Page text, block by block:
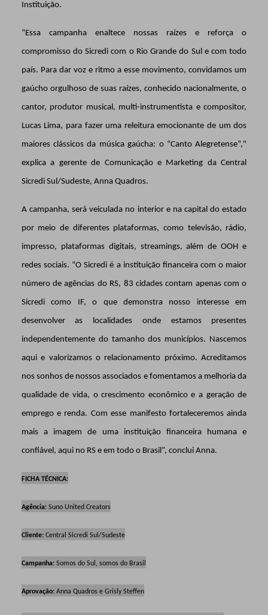
Instituição.
“Essa campanha enaltece nossas raízes e reforça o
compromisso do Sicredi com o Rio Grande do Sul e com todo
país. Para dar voz e ritmo a esse movimento, convidamos um
gaúcho orgulhoso de suas raízes, conhecido nacionalmente, o
cantor, produtor musical, multi-instrumentista e compositor,
Lucas Lima, para fazer uma releitura emocionante de um dos
maiores clássicos da música gaúcha: o “Canto Alegretense”,"
explica a gerente de Comunicação e Marketing da Central
Sicredi Sul/Sudeste, Anna Quadros.
A campanha, será veiculada no interior e na capital do estado
por meio de diferentes plataformas, como televisão, rádio,
impresso, plataformas digitais, streamings, além de OOH e
redes sociais. “O Sicredi é a instituição financeira com o maior
número de agências do RS, 83 cidades contam apenas com o
Sicredi como IF, o que demonstra nosso interesse em
desenvolver as localidades onde estamos presentes
independentemente do tamanho dos municípios. Nascemos
aqui e valorizamos o relacionamento próximo. Acreditamos
nos sonhos de nossos associados e fomentamos a melhoria da
qualidade de vida, o crescimento econômico e a geração de
emprego e renda. Com esse manifesto fortaleceremos ainda
mais a imagem de uma instituição financeira humana e
confiável, aqui no RS e em todo o Brasil”, conclui Anna.
FICHA TÉCNICA:
Agência: Suno United Creators
Cliente: Central Sicredi Sul/Sudeste
Campanha:Somos do Sul, somos do Brasil
Aprovação:Anna Quadros e Grisly Steffen